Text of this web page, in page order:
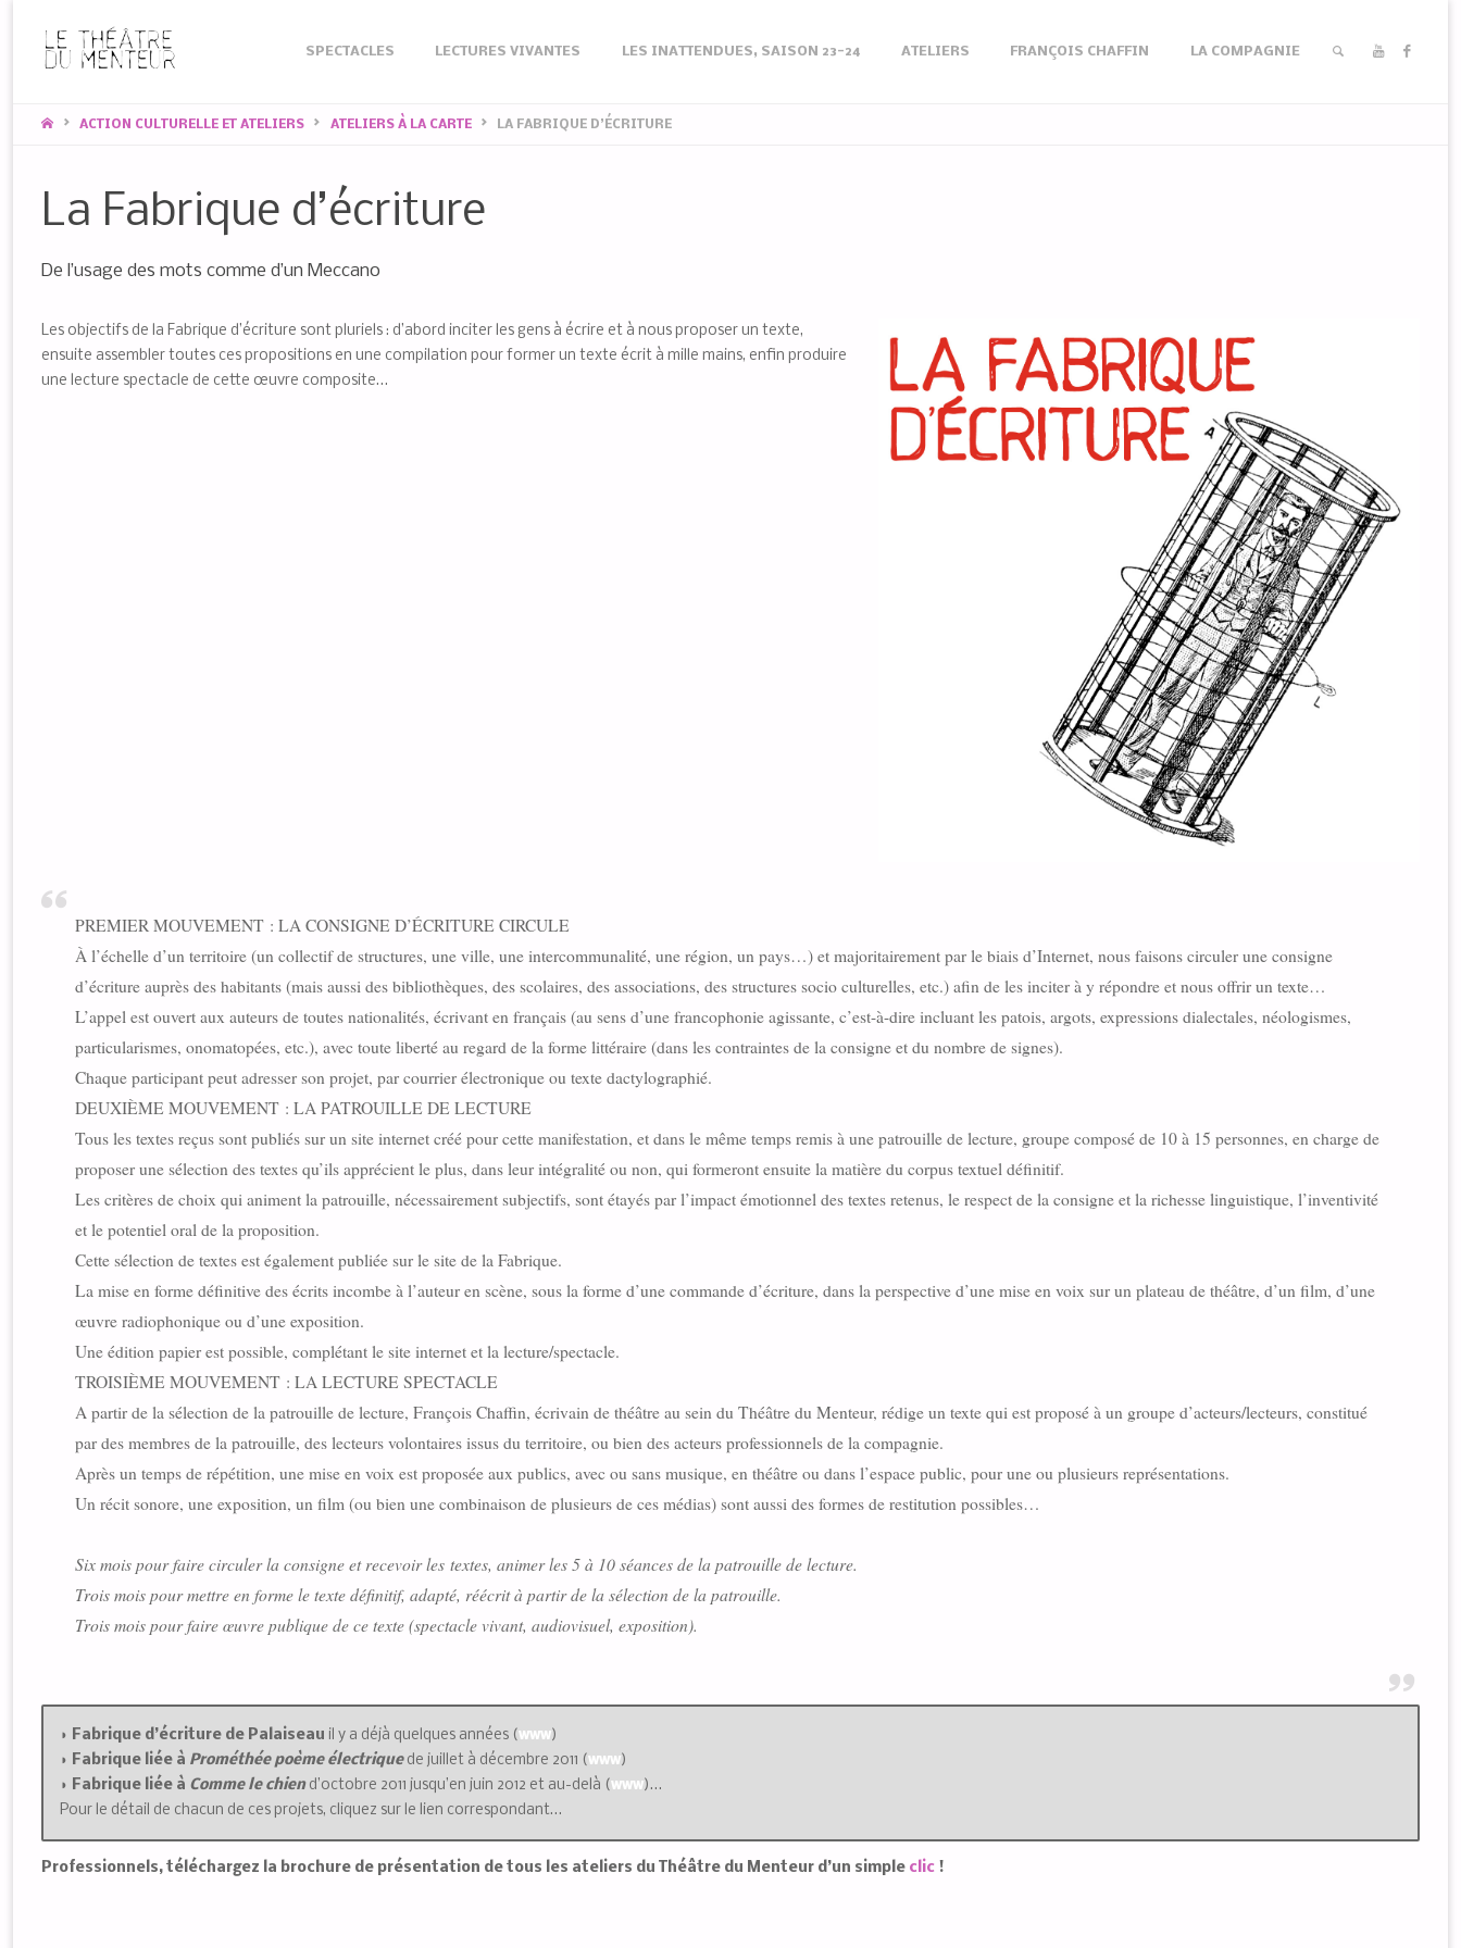
content
SPECTACLES LECTURES VIVANTES LES INATTENDUES, SAISON 23-24 ATELIERS FRANÇOIS CHAFFIN LA COMPAGNIE
HOMEACTION CULTURELLE ET ATELIERS ATELIERS À LA CARTE LA FABRIQUE D’ÉCRITURE
La Fabrique d’écriture
De l’usage des mots comme d’un Meccano
Les objectifs de la Fabrique d’écriture sont pluriels : d’abord inciter les gens à écrire et à nous proposer un texte,
ensuite assembler toutes ces propositions en une compilation pour former un texte écrit à mille mains, enfin produire
une lecture spectacle de cette œuvre composite…
PREMIER MOUVEMENT : LA CONSIGNE D’ÉCRITURE CIRCULE
À l’échelle d’un territoire (un collectif de structures, une ville, une intercommunalité, une région, un pays…) et majoritairement par le biais d’Internet, nous faisons circuler une consigne
d’écriture auprès des habitants (mais aussi des bibliothèques, des scolaires, des associations, des structures socio culturelles, etc.) afin de les inciter à y répondre et nous offrir un texte…
L’appel est ouvert aux auteurs de toutes nationalités, écrivant en français (au sens d’une francophonie agissante, c’est-à-dire incluant les patois, argots, expressions dialectales, néologismes,
particularismes, onomatopées, etc.), avec toute liberté au regard de la forme littéraire (dans les contraintes de la consigne et du nombre de signes).
Chaque participant peut adresser son projet, par courrier électronique ou texte dactylographié.
DEUXIÈME MOUVEMENT : LA PATROUILLE DE LECTURE
Tous les textes reçus sont publiés sur un site internet créé pour cette manifestation, et dans le même temps remis à une patrouille de lecture, groupe composé de 10 à 15 personnes, en charge de
proposer une sélection des textes qu’ils apprécient le plus, dans leur intégralité ou non, qui formeront ensuite la matière du corpus textuel définitif.
Les critères de choix qui animent la patrouille, nécessairement subjectifs, sont étayés par l’impact émotionnel des textes retenus, le respect de la consigne et la richesse linguistique, l’inventivité
et le potentiel oral de la proposition.
Cette sélection de textes est également publiée sur le site de la Fabrique.
La mise en forme définitive des écrits incombe à l’auteur en scène, sous la forme d’une commande d’écriture, dans la perspective d’une mise en voix sur un plateau de théâtre, d’un film, d’une
œuvre radiophonique ou d’une exposition.
Une édition papier est possible, complétant le site internet et la lecture/spectacle.
TROISIÈME MOUVEMENT : LA LECTURE SPECTACLE
A partir de la sélection de la patrouille de lecture, François Chaffin, écrivain de théâtre au sein du Théâtre du Menteur, rédige un texte qui est proposé à un groupe d’acteurs/lecteurs, constitué
par des membres de la patrouille, des lecteurs volontaires issus du territoire, ou bien des acteurs professionnels de la compagnie.
Après un temps de répétition, une mise en voix est proposée aux publics, avec ou sans musique, en théâtre ou dans l’espace public, pour une ou plusieurs représentations.
Un récit sonore, une exposition, un film (ou bien une combinaison de plusieurs de ces médias) sont aussi des formes de restitution possibles…
Six mois pour faire circuler la consigne et recevoir les textes, animer les 5 à 10 séances de la patrouille de lecture.
Trois mois pour mettre en forme le texte définitif, adapté, réécrit à partir de la sélection de la patrouille.
Trois mois pour faire œuvre publique de ce texte (spectacle vivant, audiovisuel, exposition).
◗ Fabrique d’écriture de Palaiseau il y a déjà quelques années (www)
◗ Fabrique liée à Prométhée poème électriquede juillet à décembre 2011 (www)
◗ Fabrique liée à Comme le chiend’octobre 2011 jusqu’en juin 2012 et au-delà (www)…
Pour le détail de chacun de ces projets, cliquez sur le lien correspondant…
Professionnels, téléchargez la brochure de présentation de tous les ateliers du Théâtre du Menteur d’un simple clic !